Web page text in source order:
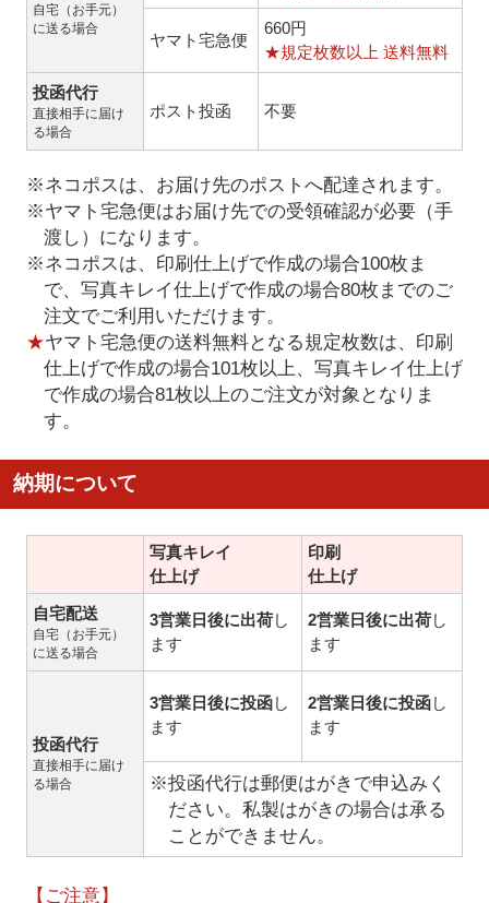
自宅（お手元）
に送る場合
ヤマト宅急便
660円
★規定枚数以上 送料無料
投函代行
直接相手に届け
る場合
ポスト投函 不要
※ネコポスは、お届け先のポストへ配達されます。
※ヤマト宅急便はお届け先での受領確認が必要（手
渡し）になります。
※ネコポスは、印刷仕上げで作成の場合100枚ま
で、写真キレイ仕上げで作成の場合80枚までのご
注文でご利用いただけます。
★ヤマト宅急便の送料無料となる規定枚数は、印刷
仕上げで作成の場合101枚以上、写真キレイ仕上げ
で作成の場合81枚以上のご注文が対象となりま
す。
納期について
写真キレイ
仕上げ
印刷
仕上げ
自宅配送
自宅（お手元）
に送る場合
3営業日後に出荷し
ます
2営業日後に出荷し
ます
投函代行
直接相手に届け
る場合
3営業日後に投函し
ます
2営業日後に投函し
ます
※投函代行は郵便はがきで申込みく
ださい。私製はがきの場合は承る
ことができません。
【ご注意】